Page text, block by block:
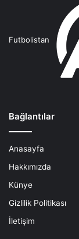
Futbolistan
Bağlantılar
Anasayfa
Hakkımızda
Künye
Gizlilik Politikası
İletişim